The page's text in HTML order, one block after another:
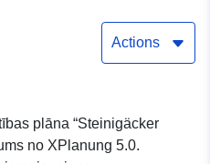
Actions
plāna “Steinigäcker
no XPlanung 5.0.